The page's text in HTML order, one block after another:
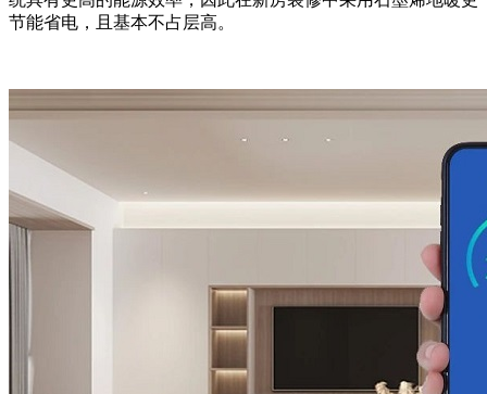
节能省电，且基本不占层高。